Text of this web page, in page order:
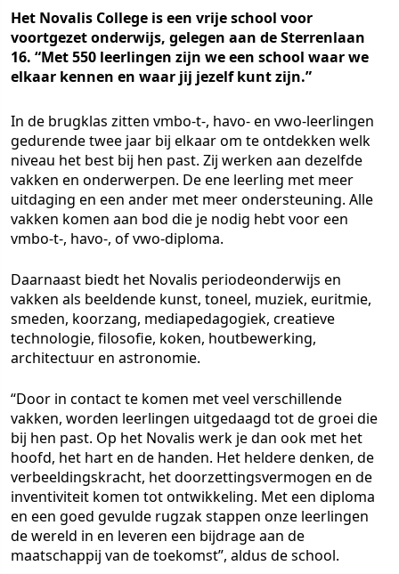
Het Novalis College is een vrije school voor
voortgezet onderwijs, gelegen aan de Sterrenlaan
16. “Met 550 leerlingen zijn we een school waar we
elkaar kennen en waar jij jezelf kunt zijn.”
In de brugklas zitten vmbo-t-, havo- en vwo-leerlingen
gedurende twee jaar bij elkaar om te ontdekken welk
niveau het best bij hen past. Zij werken aan dezelfde
vakken en onderwerpen. De ene leerling met meer
uitdaging en een ander met meer ondersteuning. Alle
vakken komen aan bod die je nodig hebt voor een
vmbo-t-, havo-, of vwo-diploma.
Daarnaast biedt het Novalis periodeonderwijs en
vakken als beeldende kunst, toneel, muziek, euritmie,
smeden, koorzang, mediapedagogiek, creatieve
technologie, filosofie, koken, houtbewerking,
architectuur en astronomie.
“Door in contact te komen met veel verschillende
vakken, worden leerlingen uitgedaagd tot de groei die
bij hen past. Op het Novalis werk je dan ook met het
hoofd, het hart en de handen. Het heldere denken, de
verbeeldingskracht, het doorzettingsvermogen en de
inventiviteit komen tot ontwikkeling. Met een diploma
en een goed gevulde rugzak stappen onze leerlingen
de wereld in en leveren een bijdrage aan de
maatschappij van de toekomst”, aldus de school.